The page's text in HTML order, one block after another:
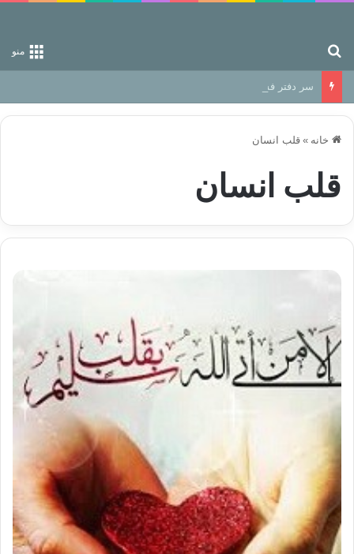
منو
سر دفتر فساد در زمین‌، دوری وکناره‌گیری از راه خداست‌!
خانه » قلب انسان
قلب انسان